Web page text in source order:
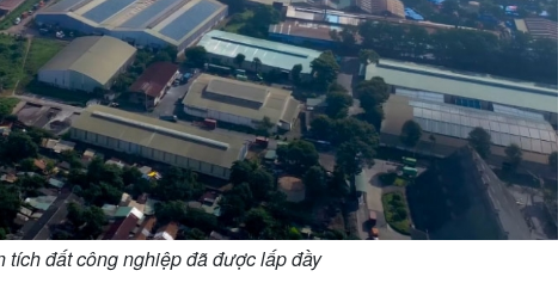
đất công nghiệp đã được lấp đầy